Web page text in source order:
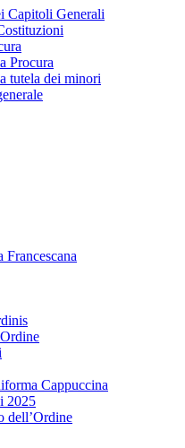
Capitoli Generali
Procura
tutela dei minori
Cappuccina
2025
dell’Ordine